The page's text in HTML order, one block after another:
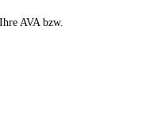
AVA bzw.